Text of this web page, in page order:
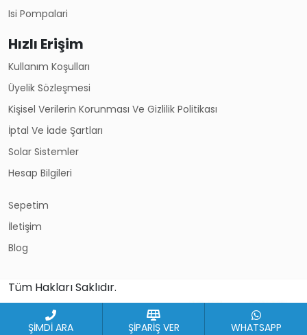
Isi Pompalari
Hızlı Erişim
Kullanım Koşulları
Üyelik Sözleşmesi
Kişisel Verilerin Korunması Ve Gizlilik Politikası
İptal Ve İade Şartları
Solar Sistemler
Hesap Bilgileri
Sepetim
İletişim
Blog
Tüm Hakları Saklıdır.
ŞİMDİ ARA ŞİPARİŞ VER WHATSAPP